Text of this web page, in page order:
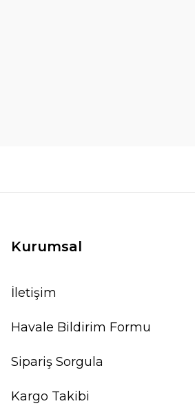
Kurumsal
İletişim
Havale Bildirim Formu
Sipariş Sorgula
Kargo Takibi